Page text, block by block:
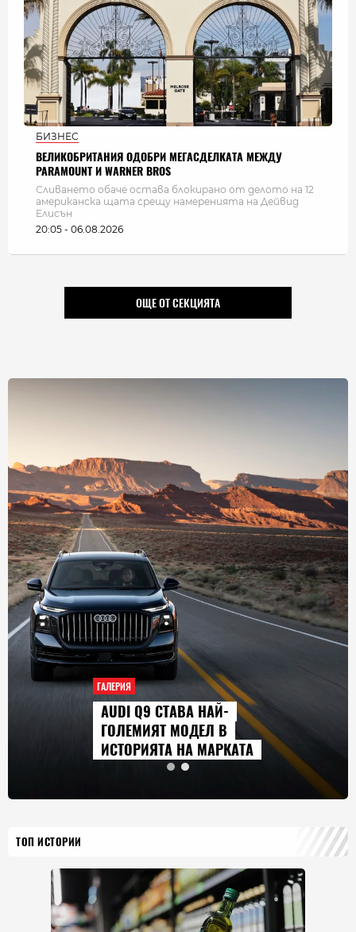
БИЗНЕС
ВЕЛИКОБРИТАНИЯ ОДОБРИ МЕГАСДЕЛКАТА МЕЖДУ
PARAMOUNT И WARNER BROS
Сливането обаче остава блокирано от делото на 12
американска щата срещу намеренията на Дейвид
Елисън
20:05 - 06.08.2026
ОЩЕ ОТ СЕКЦИЯТА
ГАЛЕРИЯ
AUDI Q9 СТАВА НАЙ-
ГОЛЕМИЯТ МОДЕЛ В
ИСТОРИЯТА НА МАРКАТА
ТОП ИСТОРИИ